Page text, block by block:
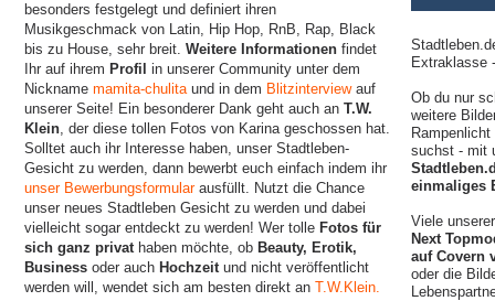
besonders festgelegt und definiert ihren
Musikgeschmack von Latin, Hip Hop, RnB, Rap, Black
bis zu House, sehr breit. Weitere Informationen findet
Ihr auf ihrem Profil in unserer Community unter dem
Nickname mamita-chulitaund in dem Blitzinterviewauf
unserer Seite! Ein besonderer Dank geht auch an T.W.
Klein, der diese tollen Fotos von Karina geschossen hat.
Solltet auch ihr Interesse haben, unser Stadtleben-
Gesicht zu werden, dann bewerbt euch einfach indem ihr
unser Bewerbungsformularausfüllt. Nutzt die Chance
unser neues Stadtleben Gesicht zu werden und dabei
vielleicht sogar entdeckt zu werden! Wer tolle Fotos für
sich ganz privat haben möchte, ob Beauty, Erotik,
Business oder auch Hochzeitund nicht veröffentlicht
werden will, wendet sich am besten direkt an T.W.Klein.
Extraklasse
Ob du nur
weitere
suchst - mit
einmaliges
Viele
Next
auf Covern
oder die